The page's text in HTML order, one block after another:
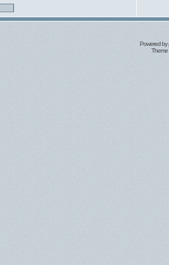
Powered by
Theme